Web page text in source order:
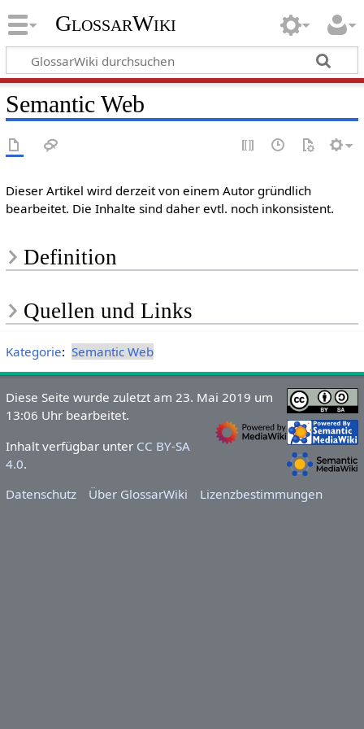
GlossarWiki
Semantic Web
Dieser Artikel wird derzeit von einem Autor gründlich
bearbeitet. Die Inhalte sind daher evtl. noch inkonsistent.
Definition
Quellen und Links
Kategorie: Semantic Web
Diese Seite wurde zuletzt am 23. Mai 2019 um
13:06 Uhr bearbeitet.
Inhalt verfügbar unter CC BY-SA
4.0.
Datenschutz
Über GlossarWiki Lizenzbestimmungen